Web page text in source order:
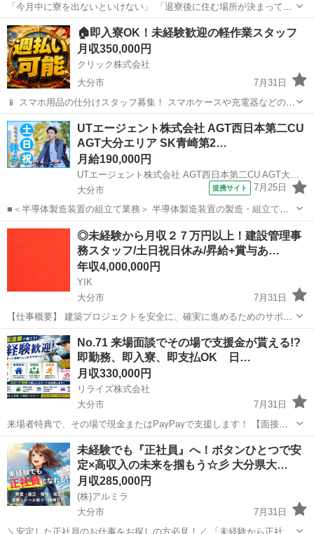
「今月中に寮を出ないといけない」 「退寮後に住む場所が決まってい
ない」 「仕事が途切れる前に次を決めたい」 退寮期限が迫っている方
は、できるだけ早めにご相談ください。 入寮相談ができる工場・製造
系求人...
大分 大分市 その他
🏠即入寮OK！未経験歓迎の軽作業スタッフ
月収350,000円
クリック株式会社
大分市
7月31日
📱 スマホ用品の仕分けスタッフ募集！ スマホケースや充電器などの仕
分け・検品を行うシンプルなお仕事です♪
━━━━━━━━━━━━━━━━ 📲 ご応募はこちら（24時間受付
中） https://lin.ee/...
大分 大分市 未経験
UTエージェント株式会社 AGT西日本第二CU
AGT大分エリア SK青崎第2…
月給190,000円
UTエージェント株式会社 AGT西日本第二CU AGT大分エリア SK青崎第2CL 《JDQP1C》
大分市
提携サイト 7月25日
■＜半導体製造装置の組立て業務＞ 半導体製造装置の製造・組立ての
お仕事です。 クリンルーム内での作業となりますので、キレイで空調
設備も整った快適な環境です。 作業は図面を見ながらドライバー、六
角レンチなどの工具を使用し、手...
大分 大分市 工場
◎未経験から月収２７万円以上！建設管理事
務スタッフ/土日祝日休み/昇給+賞与あ…
年収4,000,000円
YIK
大分市
7月31日
【仕事概要】 建築プロジェクトを安全に、確実に進めるためのサポー
ト業務をお任せします。 盛り上がりを見せる建築業界で、経験ゼロか
ら専門知識を身につけてみませんか？ 【仕事詳細】 ・協力スタッフの
手配、サポ...
大分 大分市 未経験
No.71 来場面談でその場で支援金が貰える!?
即勤務、即入寮、即支払OK 日…
月収330,000円
リライズ株式会社
大分市
7月31日
来場者特典で、その場で現金またはPayPayで支援します！ 【面接交
通費、赴任交通費、生活支援、全て可能です◎】 工場内または倉庫内
における簡単な電子部品製造のお仕事になります！ 未経験の方が始め
るのにうってつ...
大分 大分市 その他 業務
未経験でも『正社員』へ！ボタンひとつで安
定×高収入の未来を掴もう☆彡 大分県大…
月収285,000円
(株)アルミラ
大分市
7月31日
＼安定した正社員のお仕事をお探しの方必見！／ 「未経験から正社員